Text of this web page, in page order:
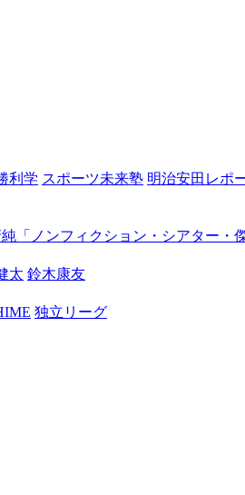
利学 スポーツ未来塾 明治安田レポ
「ノンフィクション・シアター・
太 鈴木康友
独立リーグ